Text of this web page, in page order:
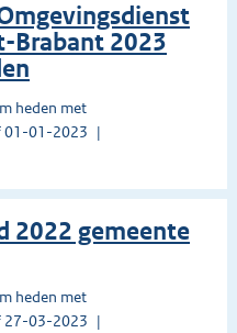
Brabant 2023
heden met
01-01-2023
2022 gemeente
heden met
27-03-2023